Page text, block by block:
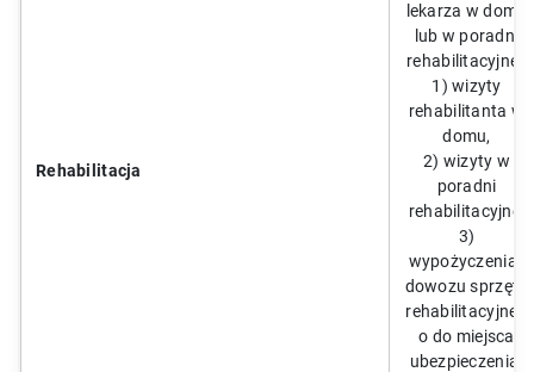
Rehabilitacja
lekarza w domu
lub w poradni
rehabilitacyjnej:
1) wizyty
rehabilitanta w
domu,
2) wizyty w
poradni
rehabilitacyjnej
3)
wypożyczenia i
dowozu sprzętu
rehabilitacyjneg
o do miejsca
ubezpieczenia.